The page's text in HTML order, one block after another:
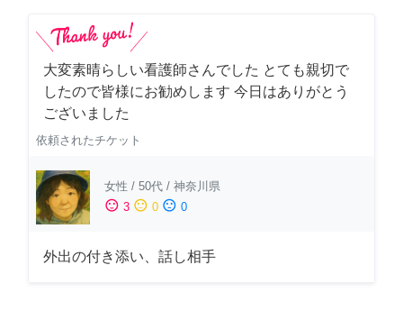
大変素晴らしい看護師さんでした とても親切で
したので皆様にお勧めします 今日はありがとう
ございました
依頼されたチケット
女性 / 50代 / 神奈川県
sentiment_satisfied 3 sentiment_neutral 0 sentiment_dissatisfied 0
外出の付き添い、話し相手